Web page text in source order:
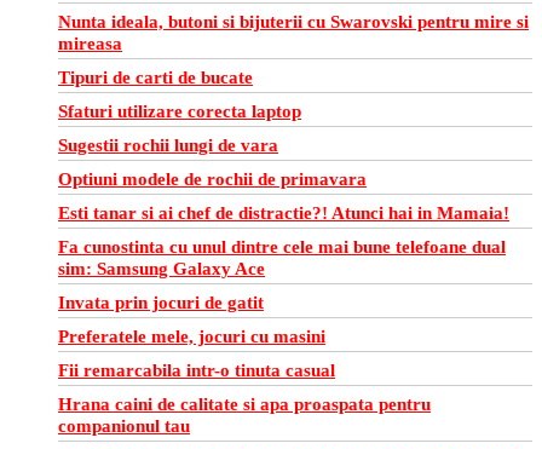
Nunta ideala, butoni si bijuterii cu Swarovski pentru mire si
mireasa
Tipuri de carti de bucate
Sfaturi utilizare corecta laptop
Sugestii rochii lungi de vara
Optiuni modele de rochii de primavara
Esti tanar si ai chef de distractie?! Atunci hai in Mamaia!
Fa cunostinta cu unul dintre cele mai bune telefoane dual
sim: Samsung Galaxy Ace
Invata prin jocuri de gatit
Preferatele mele, jocuri cu masini
Fii remarcabila intr-o tinuta casual
Hrana caini de calitate si apa proaspata pentru
companionul tau